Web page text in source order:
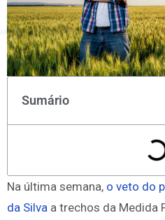
Monitore todos os mercados no TradingView
Sumário
Na última semana, o veto do
da Silva a trechos da Medida